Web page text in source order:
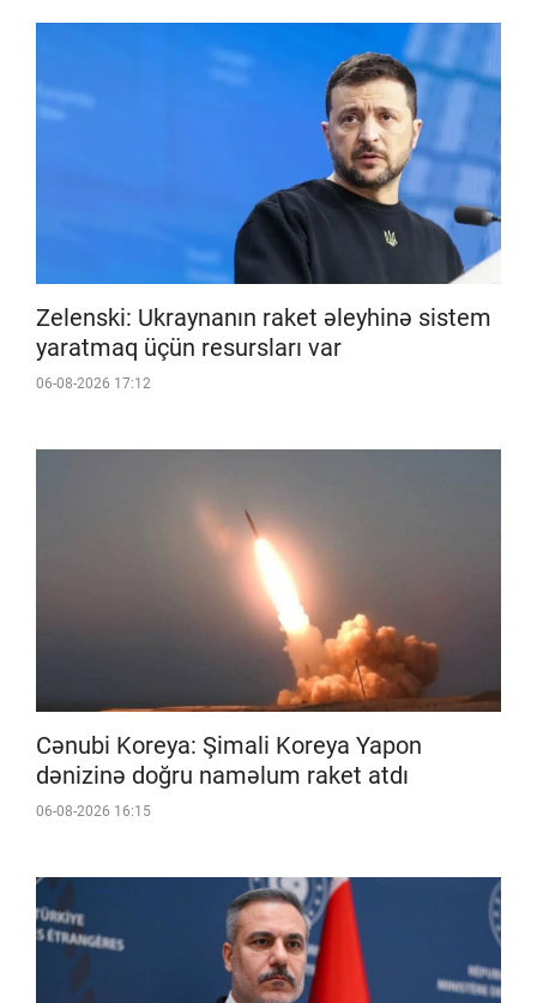
Zelenski: Ukraynanın raket əleyhinə sistem
yaratmaq üçün resursları var
06-08-2026 17:12
Cənubi Koreya: Şimali Koreya Yapon
dənizinə doğru naməlum raket atdı
06-08-2026 16:15